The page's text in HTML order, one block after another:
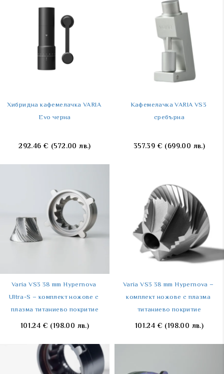
Хибридна кафемелачка VARIA
Evo черна
292.46€ (572.00 лв.)
Kафемелачка VARIA VS3
сребърна
357.39 € (699.00 лв.)
Varia VS3 38 mm Hypernova
Ultra-S – комплект ножове с
плазма титаниево покритие
101.24 € (198.00 лв.)
Varia VS3 38 mm Hypernova –
комплект ножове с плазма
титаниево покритие
101.24 € (198.00 лв.)